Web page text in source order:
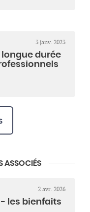
3 janv. 2023
longue durée
ASSOCIÉS
2 avr. 2026
les bienfaits